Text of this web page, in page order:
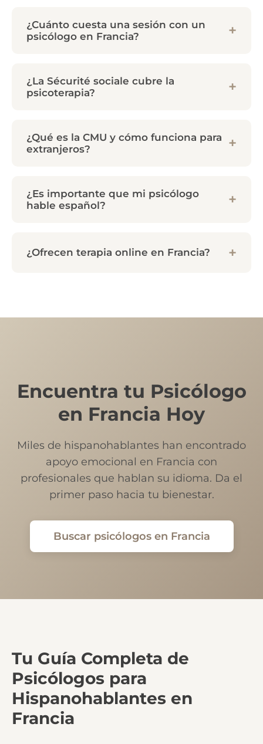
¿Cuánto cuesta una sesión con un
psicólogo en Francia?
¿La Sécurité sociale cubre la
psicoterapia?
¿Qué es la CMU y cómo funciona para
extranjeros?
¿Es importante que mi psicólogo
hable español?
¿Ofrecen terapia online en Francia?
Encuentra tu Psicólogo
en Francia Hoy
Miles de hispanohablantes han encontrado
apoyo emocional en Francia con
profesionales que hablan su idioma. Da el
primer paso hacia tu bienestar.
Buscar psicólogos en Francia
Tu Guía Completa de
Psicólogos para
Hispanohablantes en
Francia